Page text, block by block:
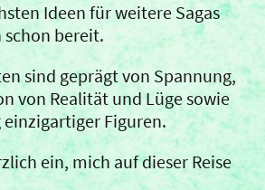
Ideen für weitere Sagas
bereit.
sind geprägt von Spannung,
von Realität und Lüge sowie
Figuren.
ein, mich auf dieser Reise